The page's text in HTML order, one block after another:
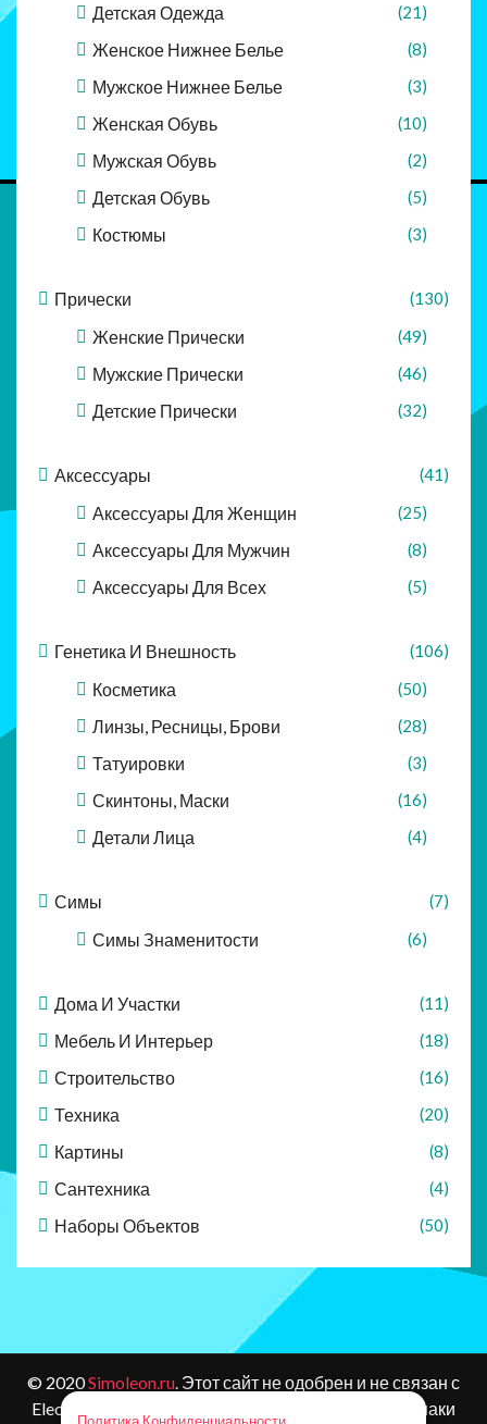
Детская Одежда (21)
Женское Нижнее Белье (8)
Мужское Нижнее Белье (3)
Женская Обувь (10)
Мужская Обувь (2)
Детская Обувь (5)
Костюмы (3)
Прически (130)
Женские Прически (49)
Мужские Прически (46)
Детские Прически (32)
Аксессуары (41)
Аксессуары Для Женщин (25)
Аксессуары Для Мужчин (8)
Аксессуары Для Всех (5)
Генетика И Внешность (106)
Косметика (50)
Линзы, Ресницы, Брови (28)
Татуировки (3)
Скинтоны, Маски (16)
Детали Лица (4)
Симы (7)
Симы Знаменитости (6)
Дома И Участки (11)
Мебель И Интерьер (18)
Строительство (16)
Техника (20)
Картины (8)
Сантехника (4)
Наборы Объектов (50)
© 2020Simoleon.ru . Этот сайт не одобрен и не связан с
Electronic Arts или ее лицензиарами. Товарные знаки